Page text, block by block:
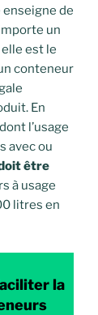
de
un
est le
conteneur
En
l’usage
avec ou
être
à usage
litres en
la